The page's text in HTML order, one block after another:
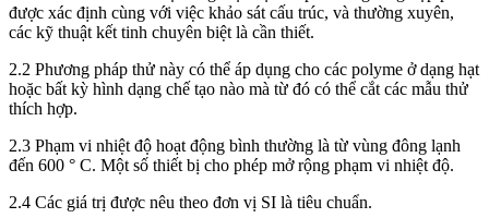
được xác định cùng với việc khảo sát cấu trúc, và thường xuyên,
các kỹ thuật kết tinh chuyên biệt là cần thiết.
2.2 Phương pháp thử này có thể áp dụng cho các polyme ở dạng hạt
hoặc bất kỳ hình dạng chế tạo nào mà từ đó có thể cắt các mẫu thử
thích hợp.
2.3 Phạm vi nhiệt độ hoạt động bình thường là từ vùng đông lạnh
đến 600 ° C. Một số thiết bị cho phép mở rộng phạm vi nhiệt độ.
2.4 Các giá trị được nêu theo đơn vị SI là tiêu chuẩn.